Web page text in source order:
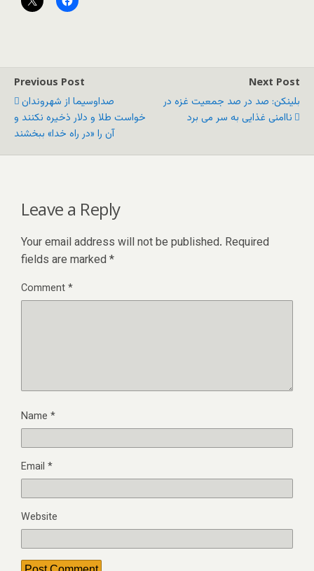
Previous Post
صداوسیما از شهروندان
خواست طلا و دلار ذخیره نکنند و
آن را «در راه خدا» ببخشند
Next Post
بلینکن: صد در صد جمعیت غزه در
ناامنی غذایی به سر می برد
Leave a Reply
Your email address will not be published. Required
fields are marked *
Comment*
Name *
Email *
Website